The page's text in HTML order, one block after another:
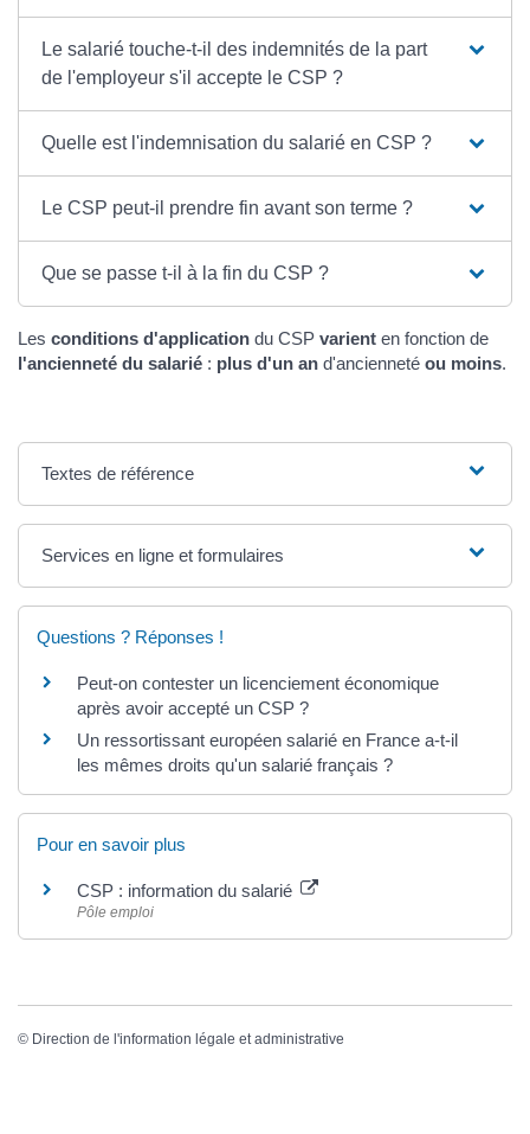
Le salarié touche-t-il des indemnités de la part
de l'employeur s'il accepte le CSP ?
Quelle est l'indemnisation du salarié en CSP ?
Le CSP peut-il prendre fin avant son terme ?
Que se passe t-il à la fin du CSP ?
Les conditions d'application du CSP varient en fonction de
l'ancienneté du salarié : plus d'un an d'ancienneté ou moins.
Textes de référence
Services en ligne et formulaires
Questions ? Réponses !
Peut-on contester un licenciement économique
après avoir accepté un CSP ?
Un ressortissant européen salarié en France a-t-il
les mêmes droits qu'un salarié français ?
Pour en savoir plus
CSP : information du salarié
Pôle emploi
© Direction de l'information légale et administrative